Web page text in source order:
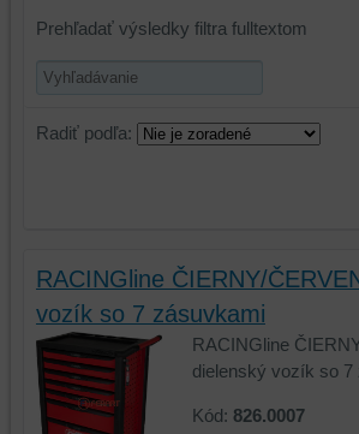
Prehľadať výsledky filtra fulltextom
Radiť podľa:
RACINGline ČIERNY/
vozík so 7 zásuvkami
RACINGline
dielenský vozík so 7
Kód: 826.0007